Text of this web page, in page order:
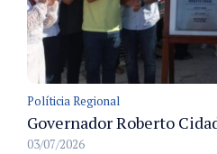
Políticia Regional
03/07/2026